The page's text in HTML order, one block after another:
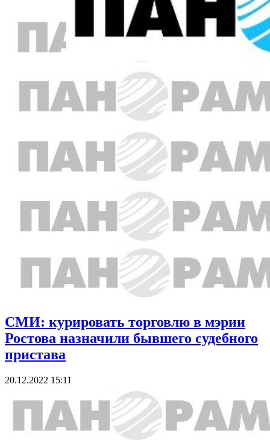
СМИ: курировать торговлю в мэрии
Ростова назначили бывшего судебного
пристава
20.12.2022 15:11